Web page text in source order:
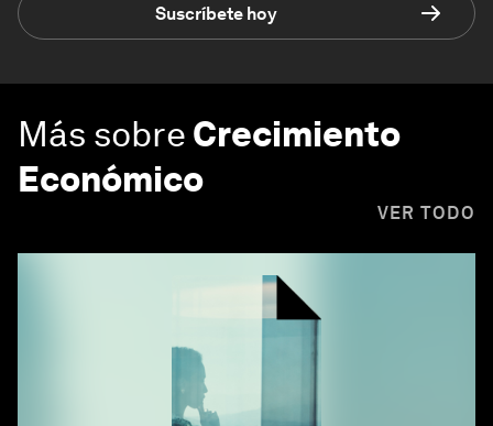
Suscríbete hoy
Más sobre Crecimiento
Económico
VER TODO